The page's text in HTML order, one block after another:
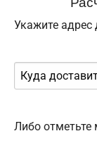
Укажите адрес
Либо отметьте